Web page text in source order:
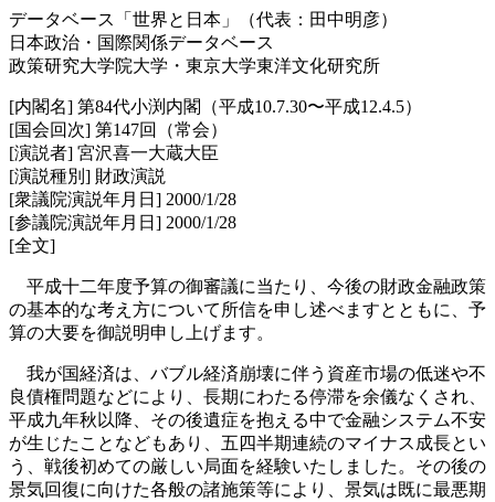
データベース「世界と日本」（代表：田中明彦）
日本政治・国際関係データベース
政策研究大学院大学・東京大学東洋文化研究所
[内閣名] 第84代小渕内閣（平成10.7.30〜平成12.4.5）
[国会回次] 第147回（常会）
[演説者] 宮沢喜一大蔵大臣
[演説種別] 財政演説
[衆議院演説年月日] 2000/1/28
[参議院演説年月日] 2000/1/28
[全文]
平成十二年度予算の御審議に当たり、今後の財政金融政策
の基本的な考え方について所信を申し述べますとともに、予
算の大要を御説明申し上げます。
我が国経済は、バブル経済崩壊に伴う資産市場の低迷や不
良債権問題などにより、長期にわたる停滞を余儀なくされ、
平成九年秋以降、その後遺症を抱える中で金融システム不安
が生じたことなどもあり、五四半期連続のマイナス成長とい
う、戦後初めての厳しい局面を経験いたしました。その後の
景気回復に向けた各般の諸施策等により、景気は既に最悪期